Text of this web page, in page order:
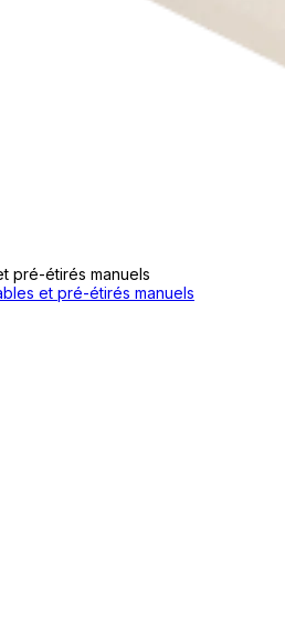
pré-étirés manuels
et pré-étirés manuels